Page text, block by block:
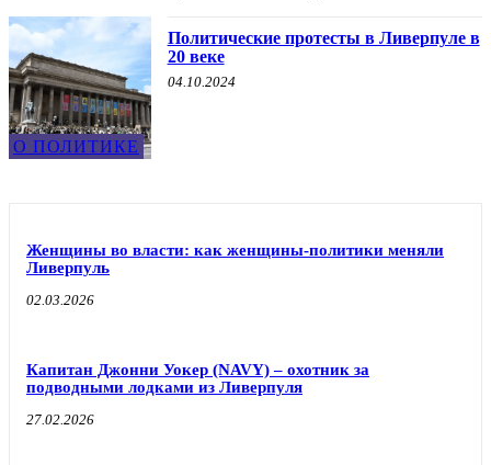
О ПОЛИТИКЕ
Политические протесты в Ливерпуле в
20 веке
04.10.2024
Женщины во власти: как женщины-политики меняли
Ливерпуль
02.03.2026
Капитан Джонни Уокер (NAVY) – охотник за
подводными лодками из Ливерпуля
27.02.2026